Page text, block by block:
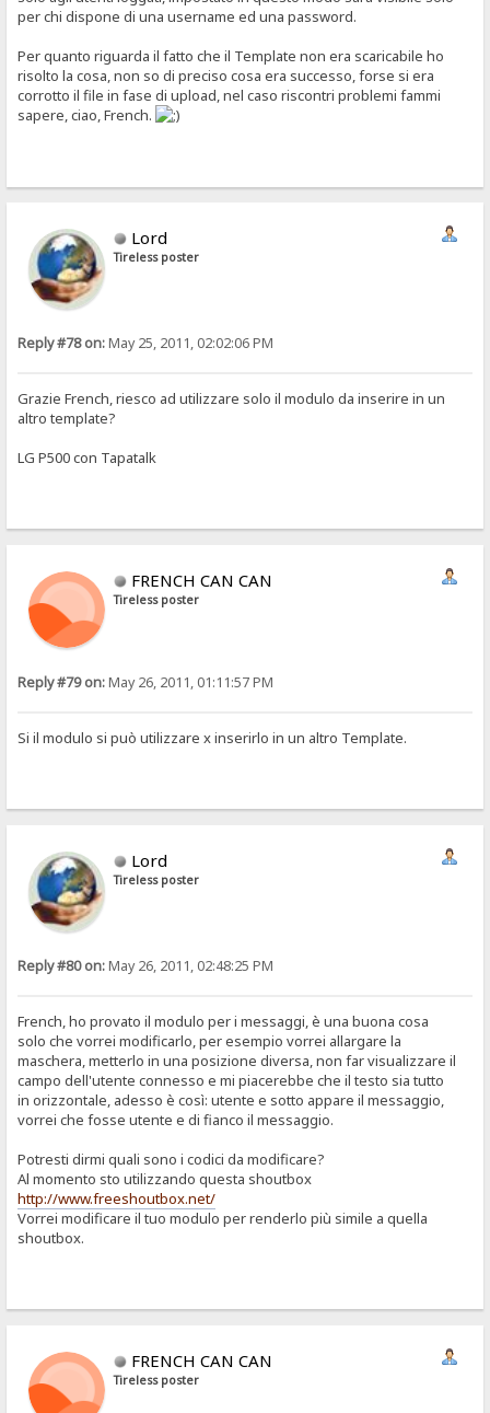
per chi dispone di una username ed una password.
Per quanto riguarda il fatto che il Template non era scaricabile ho
risolto la cosa, non so di preciso cosa era successo, forse si era
corrotto il file in fase di upload, nel caso riscontri problemi fammi
sapere, ciao, French.
Lord
Tireless poster
Reply #78 on:May 25, 2011, 02:02:06 PM
Grazie French, riesco ad utilizzare solo il modulo da inserire in un
altro template?
LG P500 con Tapatalk
FRENCH CAN CAN
Tireless poster
Reply #79 on:May 26, 2011, 01:11:57 PM
Si il modulo si può utilizzare x inserirlo in un altro Template.
Lord
Tireless poster
Reply #80 on:May 26, 2011, 02:48:25 PM
French, ho provato il modulo per i messaggi, è una buona cosa
solo che vorrei modificarlo, per esempio vorrei allargare la
maschera, metterlo in una posizione diversa, non far visualizzare il
campo dell'utente connesso e mi piacerebbe che il testo sia tutto
in orizzontale, adesso è così: utente e sotto appare il messaggio,
vorrei che fosse utente e di fianco il messaggio.
Potresti dirmi quali sono i codici da modificare?
Al momento sto utilizzando questa shoutbox
http://www.freeshoutbox.net/
Vorrei modificare il tuo modulo per renderlo più simile a quella
shoutbox.
FRENCH CAN CAN
Tireless poster